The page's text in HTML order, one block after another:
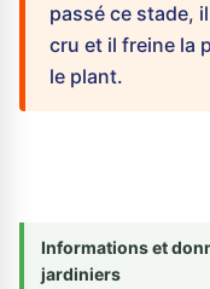
passé ce stade,
cru et il freine la
le plant.
Informations et
jardiniers